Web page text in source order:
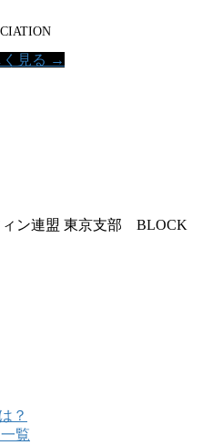
く見る →
ィン連盟 東京支部 BLOCK
？
覧